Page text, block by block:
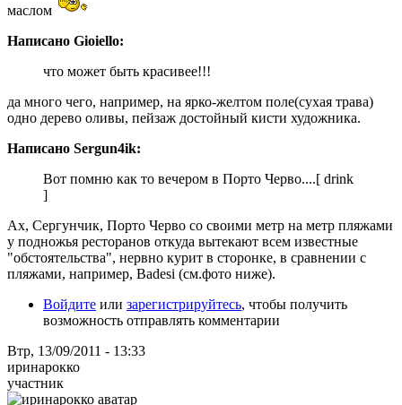
маслом
Написано Gioiello:
что может быть красивее!!!
да много чего, например, на ярко-желтом поле(сухая трава)
одно дерево оливы, пейзаж достойный кисти художника.
Написано Sergun4ik:
Вот помню как то вечером в Порто Черво....[ drink
]
Ах, Сергунчик, Порто Черво со своими метр на метр пляжами
у подножья ресторанов откуда вытекают всем известные
"обстоятельства", нервно курит в сторонке, в сравнении с
пляжами, например, Badesi (см.фото ниже).
Войдите или зарегистрируйтесь, чтобы получить
возможность отправлять комментарии
Втр, 13/09/2011 - 13:33
иринарокко
участник